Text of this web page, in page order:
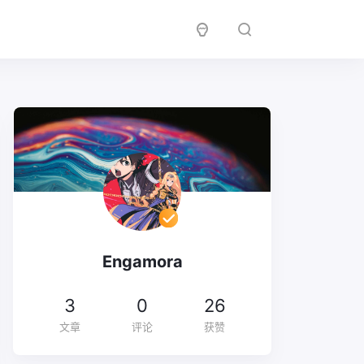
Engamora
3
文章
0
评论
26
获赞